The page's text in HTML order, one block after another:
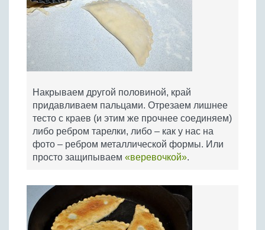
Накрываем другой половиной, край
придавливаем пальцами. Отрезаем лишнее
тесто с краев (и этим же прочнее соединяем)
либо ребром тарелки, либо – как у нас на
фото – ребром металлической формы. Или
просто защипываем «веревочкой».